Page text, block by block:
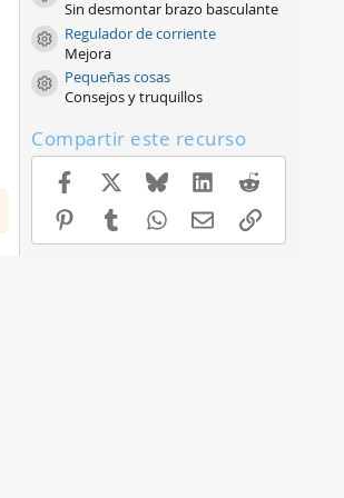
(
s
)
Sin desmontar brazo basculante
Icono de recurso
Regulador de corriente
Mejora
Icono de recurso
Pequeñas cosas
Consejos y truquillos
Compartir este recurso
Facebook Bluesky LinkedInReddit
PinterestTumblrWhatsApp
E-mailEnlace